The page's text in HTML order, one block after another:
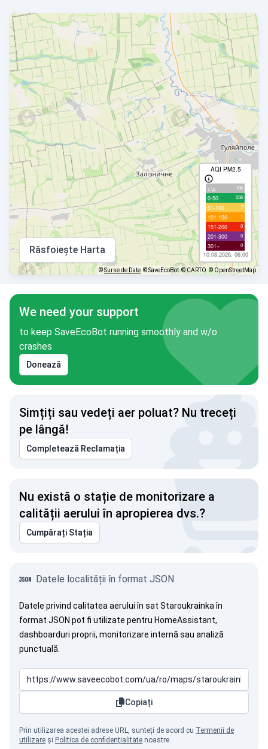
AQI PM2.5
с/д 106
0-50 236
51-100 7
101-150 1
151-200 0
201-300 0
301+ 0
10.08.2026, 06:00
Răsfoiește Harta
©Surse de Date © SaveEcoBot © CARTO © OpenStreetMap
We need your support
to keep SaveEcoBot running smoothly and w/o
crashes
Donează
Simțiți sau vedeți aer poluat? Nu treceți
pe lângă!
Completează Reclamația
Nu există o stație de monitorizare a
calității aerului în apropierea dvs.?
Cumpărați Stația
Datele localității în format JSON
Datele privind calitatea aerului în sat Staroukrainka în
format JSON pot fi utilizate pentru HomeAssistant,
dashboarduri proprii, monitorizare internă sau analiză
punctuală.
Copiați
Prin utilizarea acestei adrese URL, sunteți de acord cu Termenii de
utilizare și Politica de confidențialitate noastre.